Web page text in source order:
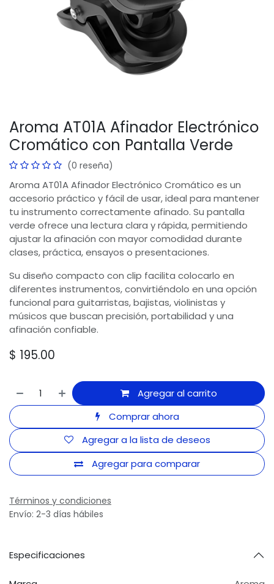
Aroma AT01A Afinador Electrónico
Cromático con Pantalla Verde
(0 reseña)
Aroma AT01A Afinador Electrónico Cromático es un
accesorio práctico y fácil de usar, ideal para mantener
tu instrumento correctamente afinado. Su pantalla
verde ofrece una lectura clara y rápida, permitiendo
ajustar la afinación con mayor comodidad durante
clases, práctica, ensayos o presentaciones.
Su diseño compacto con clip facilita colocarlo en
diferentes instrumentos, convirtiéndolo en una opción
funcional para guitarristas, bajistas, violinistas y
músicos que buscan precisión, portabilidad y una
afinación confiable.
$ 195.00
Agregar al carrito
Comprar ahora
Agregar para comparar
Agregar a la lista de deseos
Términos y condiciones
Envío: 2-3 días hábiles
Especificaciones